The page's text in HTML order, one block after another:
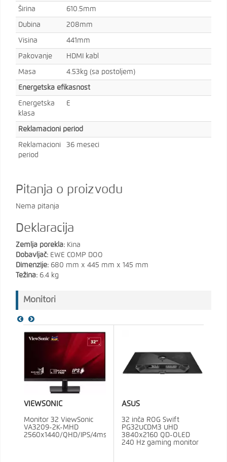
Širina 610.5mm
Dubina 208mm
Visina 441mm
Pakovanje HDMI kabl
Masa 4.53kg (sa postoljem)
Energetska efikasnost
Energetska
klasa
E
Reklamacioni period
Reklamacioni
period
36 meseci
Pitanja o proizvodu
Nema pitanja
Deklaracija
Zemlja porekla: Kina
Dobavljač: EWE COMP DOO
Dimenzije: 680 mm x 445 mm x 145 mm
Težina: 6.4 kg
Monitori
VIEWSONIC
Monitor 32 ViewSonic
VA3209-2K-MHD
2560x1440/QHD/IPS/4ms/75Hz/HDMI/DP/Zvučnici
ASUS
32 inča ROG Swift
PG32UCDM3 UHD
3840x2160 QD-OLED
240 Hz gaming monitor